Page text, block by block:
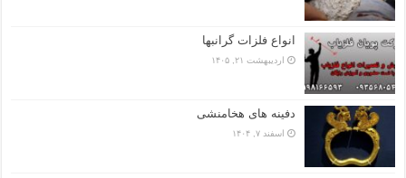
انواع فلزات گرانبها
اردیبهشت ۲۱, ۱۴۰۵
دفینه های هخامنشی
اسفند ۷, ۱۴۰۴